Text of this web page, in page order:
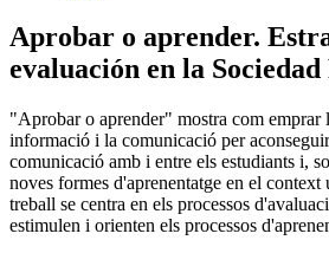
Aprobar o aprender.
evaluación en la Sociedad
"Aprobar o aprender" mostra com emprar
informació i la comunicació per
comunicació amb i entre els estudiants i,
noves formes d'aprenentatge en el
treball se centra en els processos
estimulen i orienten els processos